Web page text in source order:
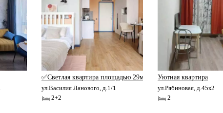
✅Светлая квартира площадью 29м
ул.Василия Ланового, д.1/1
2+2
Уютная квартира
ул.Рябиновая, д.45к2
2